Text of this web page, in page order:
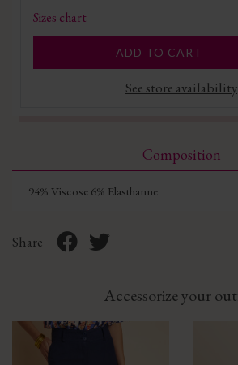
Sizes chart
ADD TO CART
See store availability
Composition
94% Viscose 6% Elasthanne
Share
Accessorize your